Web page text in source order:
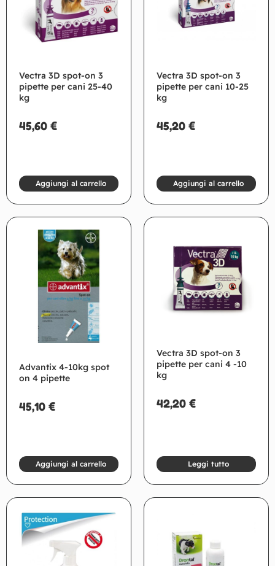
Vectra 3D spot-on 3
pipette per cani 25-40
kg
45,60 €
Aggiungi al carrello
Vectra 3D spot-on 3
pipette per cani 10-25
kg
45,20 €
Aggiungi al carrello
Advantix 4-10kg spot
on 4 pipette
45,10 €
Aggiungi al carrello
Vectra 3D spot-on 3
pipette per cani 4 -10
kg
42,20 €
Leggi tutto